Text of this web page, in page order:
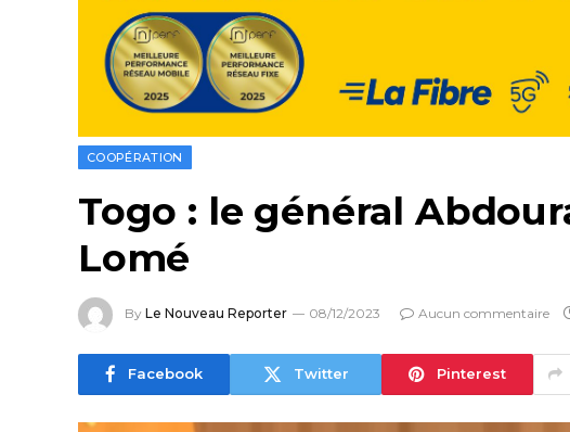
COOPÉRATION
Togo : le général
Lomé
By Le Nouveau Reporter 08/12/2023 Aucun commentaire
Facebook Twitter Pinterest